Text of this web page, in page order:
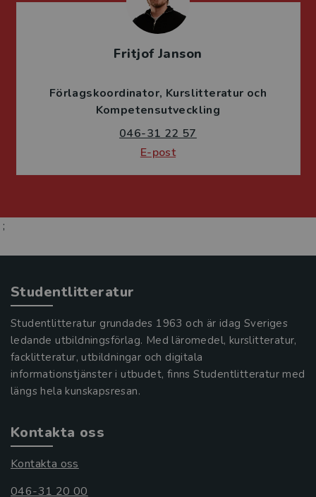
Fritjof Janson
Förlagskoordinator Kurslitteratur och
Kompetensutveckling
046-31 22 57
E-post
;
Studentlitteratur
Studentlitteratur grundades 1963 och är idag Sveriges
ledande utbildningsförlag. Med läromedel, kurslitteratur,
facklitteratur, utbildningar och digitala
informationstjänster i utbudet, finns Studentlitteratur med
längs hela kunskapsresan.
Kontakta oss
Kontakta oss
046-31 20 00